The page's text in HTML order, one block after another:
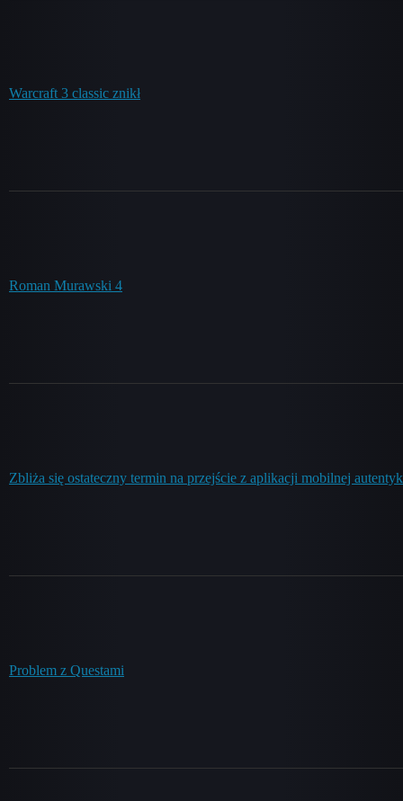
Warcraft 3 classic znikł
Roman Murawski 4
Zbliża się ostateczny termin na przejście z aplikacji mobilnej
Problem z Questami